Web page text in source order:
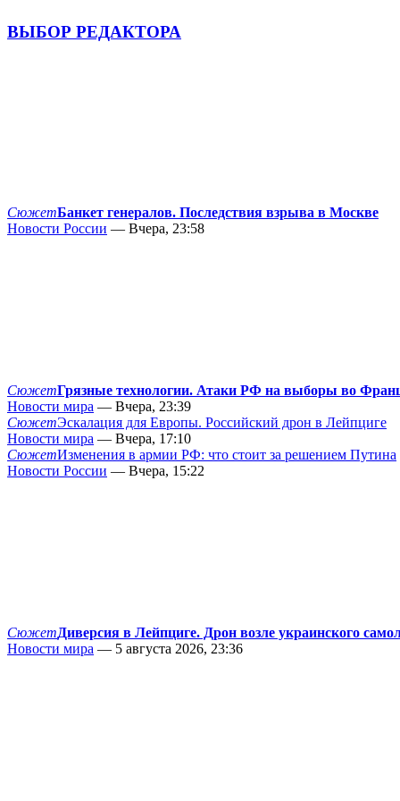
ВЫБОР РЕДАКТОРА
СюжетБанкет генералов. Последствия взрыва в Москве
Новости России — Вчера, 23:58
СюжетГрязные технологии. Атаки РФ на выборы во
Новости мира — Вчера, 23:39
СюжетЭскалация для Европы. Российский дрон в Лейпциге
Новости мира — Вчера, 17:10
СюжетИзменения в армии РФ: что стоит за решением Путина
Новости России — Вчера, 15:22
СюжетДиверсия в Лейпциге. Дрон возле украинского
Новости мира — 5 августа 2026, 23:36